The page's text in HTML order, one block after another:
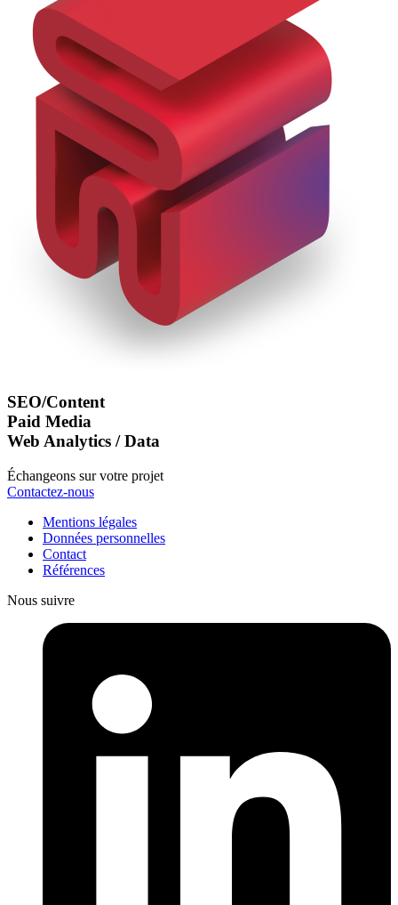
SEO/Content
Paid Media
Web Analytics / Data
Échangeons sur votre projet
Contactez-nous
Mentions légales
Données personnelles
Contact
Références
Nous suivre